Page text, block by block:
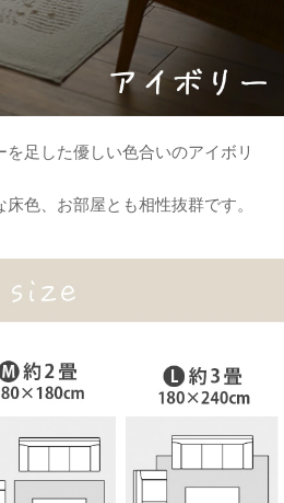
足した優しい色合いのアイボリ
色、お部屋とも相性抜群です。